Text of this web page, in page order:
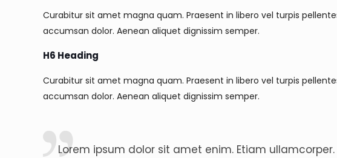
Curabitur sit amet magna quam. Praesent in libero vel turpis
accumsan dolor. Aenean aliquet dignissim semper.
H6 Heading
Curabitur sit amet magna quam. Praesent in libero vel turpis
accumsan dolor. Aenean aliquet dignissim semper.
Lorem ipsum dolor sit amet enim. Etiam